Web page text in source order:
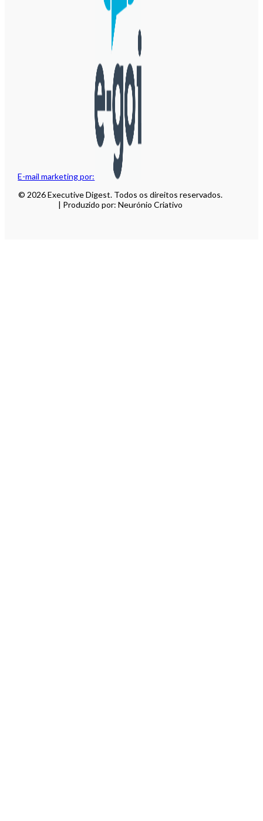
E-mail marketing por:
© 2026 Executive Digest. Todos os direitos reservados.
| Produzido por: Neurónio Criativo